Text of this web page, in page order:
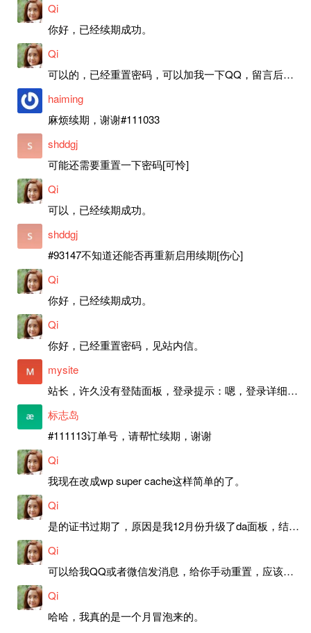
Qi
你好，已经续期成功。
Qi
可以的，已经重置密码，可以加我一下QQ，留言后我就发密码给你。
haiming
麻烦续期，谢谢#111033
shddgj
可能还需要重置一下密码[可怜]
Qi
可以，已经续期成功。
shddgj
#93147不知道还能否再重新启用续期[伤心]
Qi
你好，已经续期成功。
Qi
你好，已经重置密码，见站内信。
mysite
站长，许久没有登陆面板，登录提示：嗯，登录详细信息似乎不正确。请重试。 网站还可以正常使用。如果是密码问题请帮忙重置一下密码。谢谢。订单号：97790，账号：aa20210950。 站长，提交了工单，你回复续期成功，不过我的问题是面部登陆信息有问题，一直是初始密码，现在无法登陆，有时间麻烦排查一下。
标志岛
#111113订单号，请帮忙续期，谢谢
Qi
我现在改成wp super cache这样简单的了。
Qi
是的证书过期了，原因是我12月份升级了da面板，结果后台证书就不更新了，目前还在排查问题。切换PHP版本现在没有了，因为DA新版不支持。
Qi
可以给我QQ或者微信发消息，给你手动重置，应该是服务器插件有问题了，这个wp的主题太老了，导致现在好多的问题，网站的签到功能也是因为这个原因导致的。
Qi
哈哈，我真的是一个月冒泡来的。